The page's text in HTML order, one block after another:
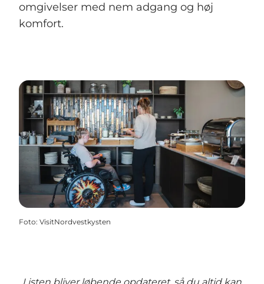
omgivelser med nem adgang og høj
komfort.
Foto: VisitNordvestkysten